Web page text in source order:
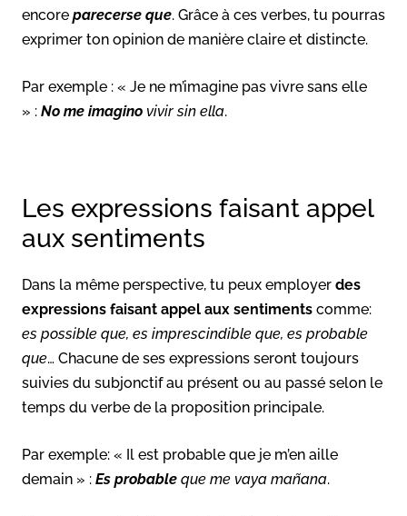
encore parecerse que. Grâce à ces verbes, tu pourras
exprimer ton opinion de manière claire et distincte.
Par exemple : « Je ne m’imagine pas vivre sans elle
» : No me imagino vivir sin ella.
Les expressions faisant appel
aux sentiments
Dans la même perspective, tu peux employer des
expressions faisant appel aux sentiments comme:
es possible que, es imprescindible que, es probable
que… Chacune de ses expressions seront toujours
suivies du subjonctif au présent ou au passé selon le
temps du verbe de la proposition principale.
Par exemple: « Il est probable que je m’en aille
demain » : Es probable que me vaya mañana.